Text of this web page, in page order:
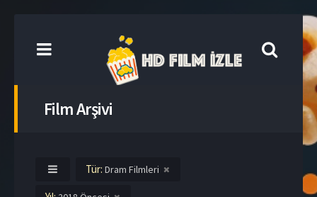
Film Arşivi
Tür: Dram Filmleri